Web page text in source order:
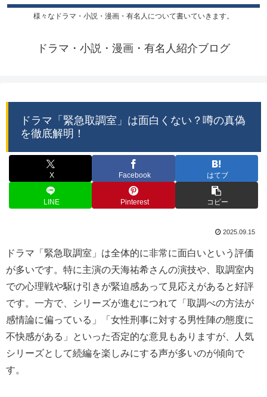
様々なドラマ・小説・漫画・有名人について書いていきます。
ドラマ・小説・漫画・有名人紹介ブログ
ドラマ「緊急取調室」は面白くない？噂の真偽
を徹底解明！
X Facebook はてブ
LINE Pinterest コピー
2025.09.15
ドラマ「緊急取調室」は全体的に非常に面白いという評価
が多いです。特に主演の天海祐希さんの演技や、取調室内
での心理戦や駆け引きが緊迫感あって見応えがあると好評
です。一方で、シリーズが進むにつれて「取調べの方法が
感情論に偏っている」「女性刑事に対する男性陣の態度に
不快感がある」といった否定的な意見もありますが、人気
シリーズとして続編を楽しみにする声が多いのが傾向で
す。